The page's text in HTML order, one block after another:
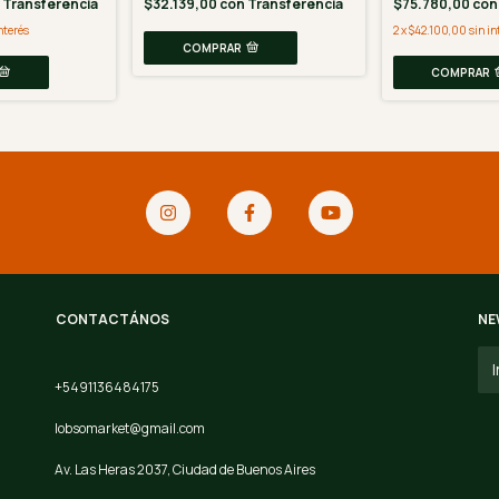
Transferencia $32.139,00 con Transferencia
COMPRAR
$75.780,00 con
2x$42.100,00 sin
COMPRAR
CONTACTÁNOS
+5491136484175
lobsomarket@gmail.com
Av. Las Heras 2037, Ciudad de Buenos Aires